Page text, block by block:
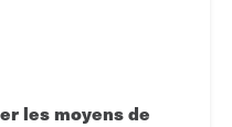
les moyens de